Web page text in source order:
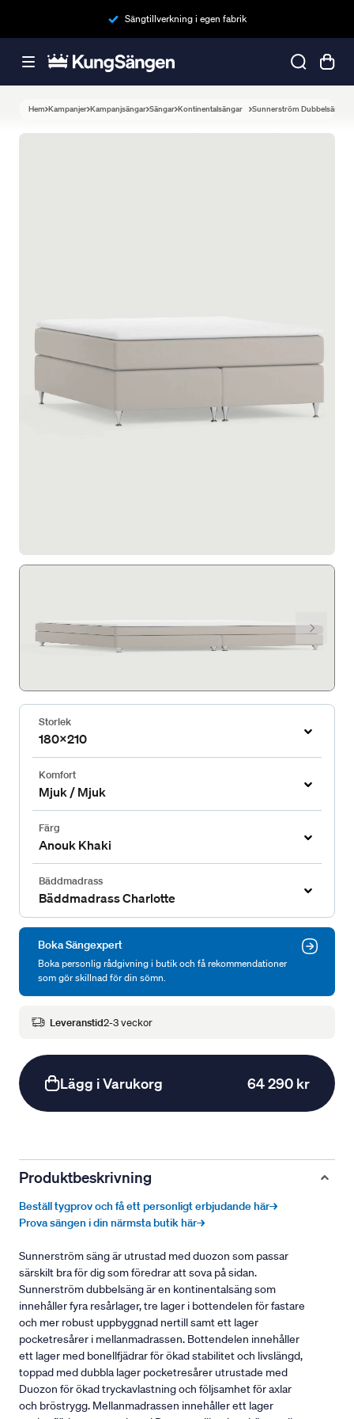
Sängtillverkning i egen fabrik
Hem Kampanjer Kampanjsängar Sängar Kontinentalsängar Sunnerström Dubbelsäng
Storlek
180x210
Komfort
Mjuk / Mjuk
Färg
Anouk Khaki
Bäddmadrass
Bäddmadrass Charlotte
Boka Sängexpert
Boka personlig rådgivning i butik och få rekommendationer
som gör skillnad för din sömn.
Leveranstid2-3 veckor
Lägg i Varukorg 64 290 kr
Produktbeskrivning
Beställ tygprov och få ett personligt erbjudande här→
Prova sängen i din närmsta butik här→
Sunnerström säng är utrustad med duozon som passar
särskilt bra för dig som föredrar att sova på sidan.
Sunnerström dubbelsäng är en kontinentalsäng som
innehåller fyra resårlager, tre lager i bottendelen för fastare
och mer robust uppbyggnad nertill samt ett lager
pocketresårer i mellanmadrassen. Bottendelen innehåller
ett lager med bonellfjädrar för ökad stabilitet och livslängd,
toppad med dubbla lager pocketresårer utrustade med
Duozon för ökad tryckavlastning och följsamhet för axlar
och bröstrygg. Mellanmadrassen innehåller ett lager